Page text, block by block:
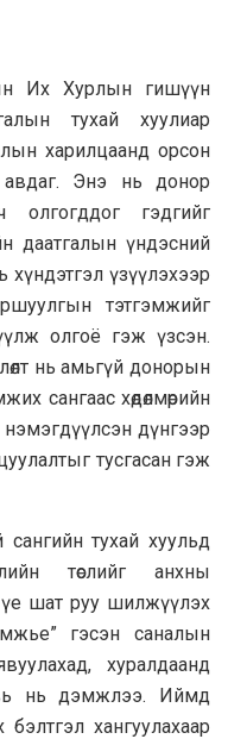
Их Хурлын гишүүн
тухай хуулиар
харилцаанд орсон
Энэ нь донор
гэдгийг
даатгалын үндэсний
хүндэтгэл үзүүлэхээр
тэтгэмжийг
олгоё гэж үзсэн.
нь амьгүй донорын
сангаас хөдөлмөрийн
дүнгээр
тусгасан гэж
сангийн тухай хуульд
төслийг анхны
үе шат руу шилжүүлэх
гэсэн саналын
хуралдаанд
нь дэмжлээ. Иймд
бэлтгэл хангуулахаар